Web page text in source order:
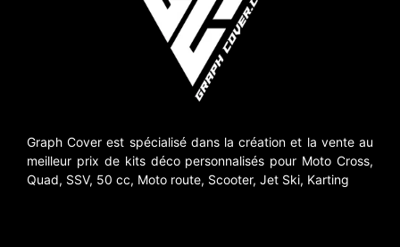
Graph Cover est spécialisé dans la création et la vente au
meilleur prix de kits déco personnalisés pour Moto Cross,
Quad, SSV, 50 cc, Moto route, Scooter, Jet Ski, Karting